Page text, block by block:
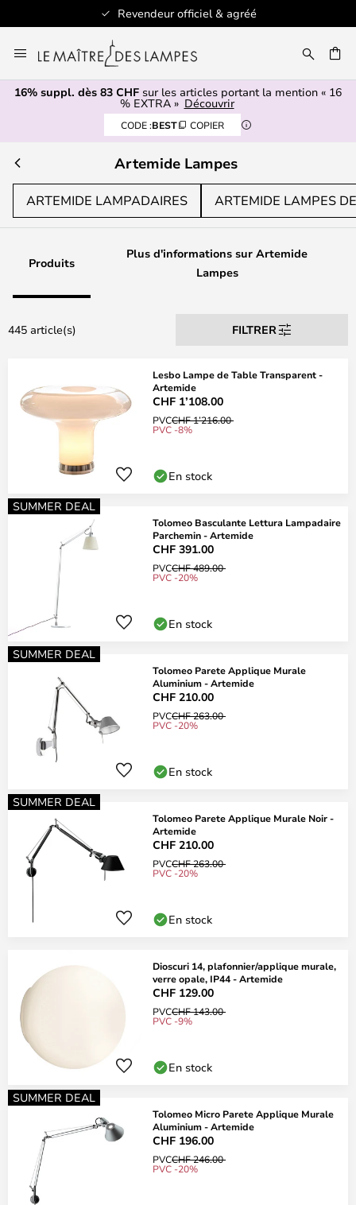
au
contenu
16% suppl. dès 83 CHF sur les articles portant la mention « 16
% EXTRA » Découvrir
CODE :BEST COPIER
Artemide Lampes
ARTEMIDE LAMPADAIRES ARTEMIDE LAMPES
Produits
Plus d'informations sur Artemide
Lampes
445 article(s) FILTRER
Lesbo Lampe de Table Transparent -
Artemide
CHF 1’108.00
PVCCHF 1’216.00
PVC -8%
En stock
SUMMER DEAL
Tolomeo Basculante Lettura Lampadaire
Parchemin - Artemide
CHF 391.00
PVCCHF 489.00
PVC -20%
En stock
SUMMER DEAL
Tolomeo Parete Applique Murale
Aluminium - Artemide
CHF 210.00
PVCCHF 263.00
PVC -20%
En stock
SUMMER DEAL
Tolomeo Parete Applique Murale Noir -
Artemide
CHF 210.00
PVCCHF 263.00
PVC -20%
En stock
Dioscuri 14, plafonnier/applique murale,
verre opale, IP44 - Artemide
CHF 129.00
PVCCHF 143.00
PVC -9%
En stock
SUMMER DEAL
Tolomeo Micro Parete Applique Murale
Aluminium - Artemide
CHF 196.00
PVCCHF 246.00
PVC -20%